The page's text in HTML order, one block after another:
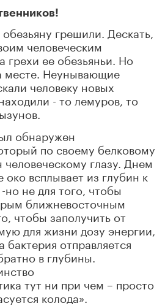
грешили. Дескать,
человеческим
грехи ее обезьяньи. Но
месте. Неунывающие
человеку новых
- то лемуров, то
обнаружен
по своему белковому
человеческому глазу. Днем
око всплывает из глубин к
не для того, чтобы
ближневосточным
чтобы заполучить от
для жизни дозу энергии,
отправляется
в глубины.
тут ни при чем – просто
колода».